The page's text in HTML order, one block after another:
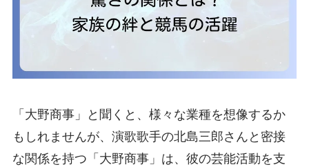
「大野商事」と聞くと、様々な業種を想像するか
もしれませんが、演歌歌手の北島三郎さんと密接
な関係を持つ「大野商事」は、彼の芸能活動を支